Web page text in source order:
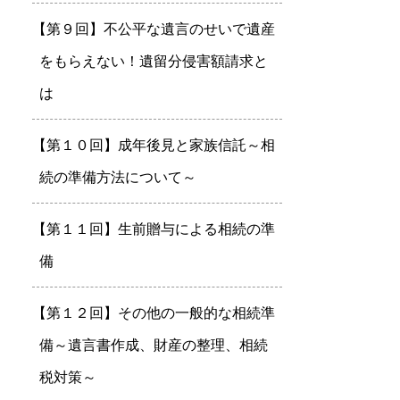
【第９回】不公平な遺言のせいで遺産
をもらえない！遺留分侵害額請求と
は
【第１０回】成年後見と家族信託～相
続の準備方法について～
【第１１回】生前贈与による相続の準
備
【第１２回】その他の一般的な相続準
備～遺言書作成、財産の整理、相続
税対策～